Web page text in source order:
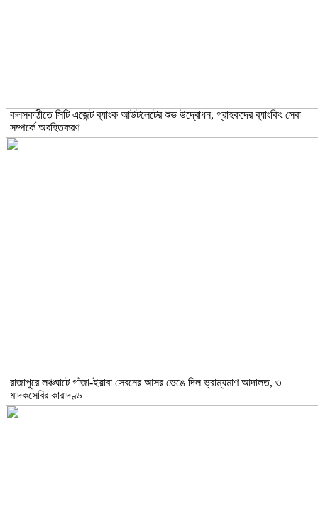
কলসকাঠীতে সিটি এজেন্ট ব্যাংক আউটলেটের শুভ উদ্বোধন, গ্রাহকদের ব্যাংকিং সেবা
সম্পর্কে অবহিতকরণ
রাজাপুরে লঞ্চঘাটে গাঁজা-ইয়াবা সেবনের আসর ভেঙে দিল ভ্রাম্যমাণ আদালত, ৩
মাদকসেবির কারাদণ্ড